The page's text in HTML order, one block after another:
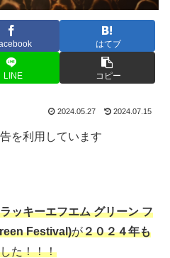
はてブ
LINE コピー
2024.05.27 2024.07.15
を利用しています
ラッキーエフエム グリーン フ
Festival)が２０２４年も
た！！！